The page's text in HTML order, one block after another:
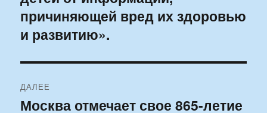
причиняющей вред их здоровью
и развитию».
ДАЛЕЕ
Следующая
Москва отмечает свое 865-летие